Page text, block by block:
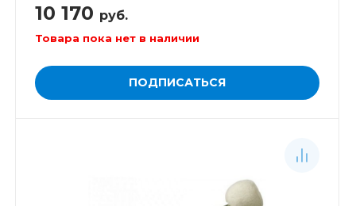
10 170 руб.
Товара пока нет в наличии
ПОДПИСАТЬСЯ